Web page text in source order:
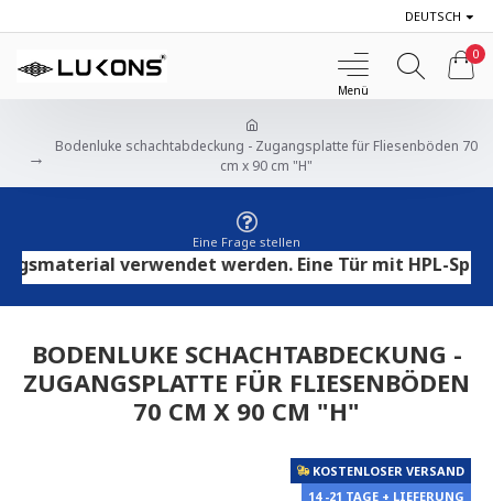
DEUTSCH
0
Bodenluke schachtabdeckung - Zugangsplatte für Fliesenböden 70
cm x 90 cm "H"
Eine Frage stellen
verwendet werden. Eine Tür mit HPL-
BODENLUKE SCHACHTABDECKUNG -
ZUGANGSPLATTE FÜR FLIESENBÖDEN
70 CM X 90 CM "H"
KOSTENLOSER VERSAND
14 -21 TAGE + LIEFERUNG